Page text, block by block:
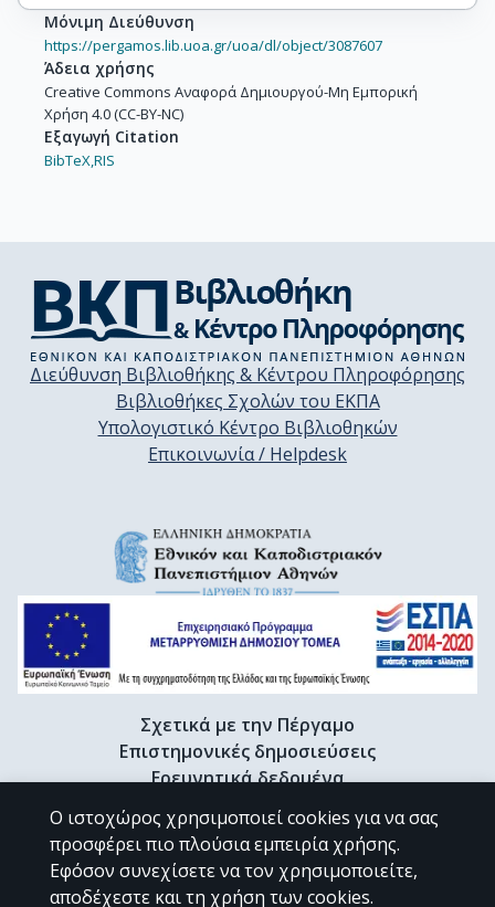
Tavano, F.
Vashist, Y.K.
Vodicka, P.
Wolpin, B.M.
Yu, H.
Petersen, G.M.
Risch, H.A.
Μόνιμη Διεύθυνση
https://pergamos.lib.uoa.gr/uoa/dl/object/3087607
Άδεια χρήσης
Creative Commons Αναφορά Δημιουργού-Μη Εμπορική
Χρήση 4.0 (CC-BY-NC)
Εξαγωγή Citation
BibTeX,RIS
Διεύθυνση Βιβλιοθήκης & Κέντρου Πληροφόρησης
Βιβλιοθήκες Σχολών του ΕΚΠΑ
Υπολογιστικό Κέντρο Βιβλιοθηκών
Επικοινωνία / Helpdesk
Σχετικά με την Πέργαμο
Επιστημονικές δημοσιεύσεις
Ερευνητικά δεδομένα
Διδακτορικές διατριβές & Γκρίζα βιβλιογραφία
Προφίλ Ερευνητή
Ο ιστοχώρος χρησιμοποιεί cookies για να σας
προσφέρει πιο πλούσια εμπειρία χρήσης.
Εφόσον συνεχίσετε να τον χρησιμοποιείτε,
αποδέχεστε και τη χρήση των cookies.